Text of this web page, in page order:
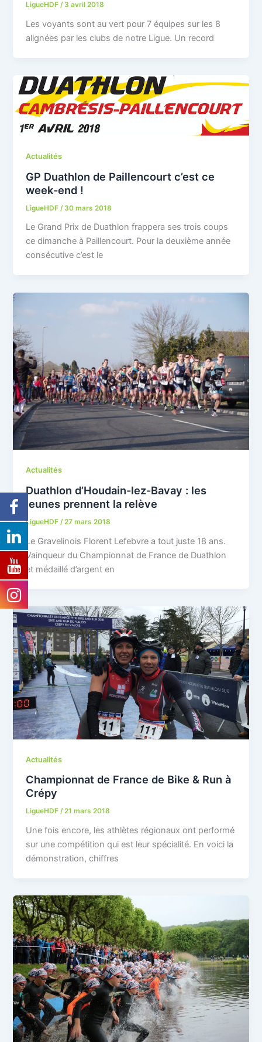
LigueHDF/ 3 avril 2018
Les voyants sont au vert pour 7 équipes sur les 8
alignées par les clubs de notre Ligue. Un record
Actualités
GP Duathlon de Paillencourt c’est ce
week-end !
LigueHDF / 30 mars 2018
Le Grand Prix de Duathlon frappera ses trois coups
ce dimanche à Paillencourt. Pour la deuxième année
consécutive c’est le
Actualités
Duathlon d’Houdain-lez-Bavay : les
jeunes prennent la relève
LigueHDF /27 mars 2018
Le Gravelinois Florent Lefebvre a tout juste 18 ans.
Vainqueur du Championnat de France de Duathlon
et médaillé d’argent en
Actualités
Championnat de France de Bike & Run à
Crépy
LigueHDF/21 mars 2018
Une fois encore, les athlètes régionaux ont performé
sur une compétition qui est leur spécialité. En voici la
démonstration, chiffres